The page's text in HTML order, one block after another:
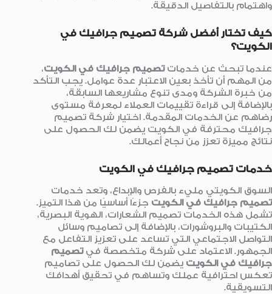
واهتمام بالتفاصيل الدقيقة.
كيف تختار أفضل شركة تصميم جرافيك في
الكويت؟
عندما تبحث عن خدماتتصميم جرافيك في الكويت،
من المهم أن تأخذ بعين الاعتبار عدة عوامل. يجب التأكد
من خبرة الشركة ومدى تنوع مشاريعها السابقة،
بالإضافة إلى قراءة تقييمات العملاء لمعرفة مستوى
رضاهم عن الخدمات المقدمة. اختيار شركة تصميم
جرافيك محترفة في الكويت يضمن لك الحصول على
نتائج مميزة تعزز من نجاح أعمالك.
خدمات تصميم جرافيك في الكويت
السوق الكويتي مليء بالفرص والإبداع، وتعد خدمات
تصميم جرافيك في الكويت جزءًا أساسيًا من هذا التميز.
تشمل هذه الخدمات تصميم الشعارات، الهوية البصرية،
الكتيبات والبروشورات، بالإضافة إلى تصاميم وسائل
التواصل الاجتماعي التي تساعد على تعزيز التفاعل مع
الجمهور. الاعتماد على شركة متخصصة فيتصميم
جرافيك في الكويت يضمن لك الحصول على تصاميم
تعكس احترافية عملك وتساهم في تحقيق أهدافك
التسويقية.